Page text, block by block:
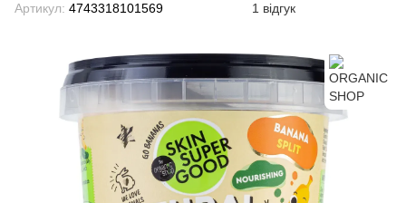
Артикул: 4743318101569 1 відгук